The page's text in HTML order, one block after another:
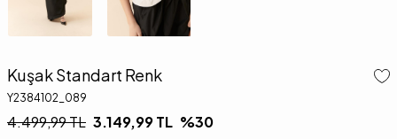
Kuşak Standart Renk
Y2384102_089
4.499,99TL 3.149,99TL %30